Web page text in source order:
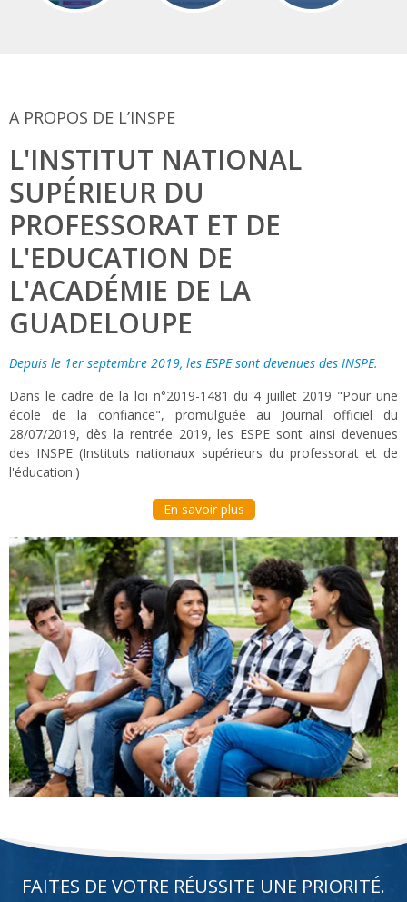
A PROPOS DE L’INSPE
L'INSTITUT NATIONAL
SUPÉRIEUR DU
PROFESSORAT ET DE
L'EDUCATION DE
L'ACADÉMIE DE LA
GUADELOUPE
Depuis le 1er septembre 2019, les ESPE sont devenues des INSPE.
Dans le cadre de la loi n°2019-1481 du 4 juillet 2019 "Pour une
école de la confiance", promulguée au Journal officiel du
28/07/2019, dès la rentrée 2019, les ESPE sont ainsi devenues
des INSPE (Instituts nationaux supérieurs du professorat et de
l'éducation.)
En savoir plus
FAITES DE VOTRE RÉUSSITE UNE PRIORITÉ.